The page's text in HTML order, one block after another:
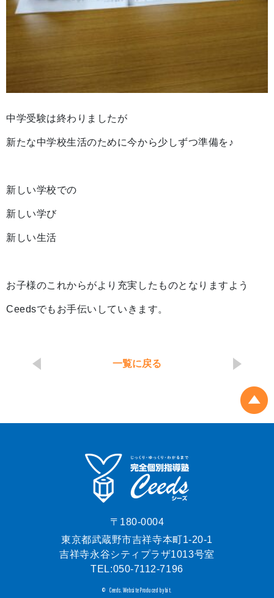
中学受験は終わりましたが
新たな中学校生活のために今から少しずつ準備を♪
新しい学校での
新しい学び
新しい生活
お子様のこれからがより充実したものとなりますよう
Ceedsでもお手伝いしていきます。
一覧に戻る
〒180-0004
東京都武蔵野市吉祥寺本町1-20-1
吉祥寺永谷シティプラザ1013号室
TEL:050-7112-7196
© Ceeds. Website Produced by bit.